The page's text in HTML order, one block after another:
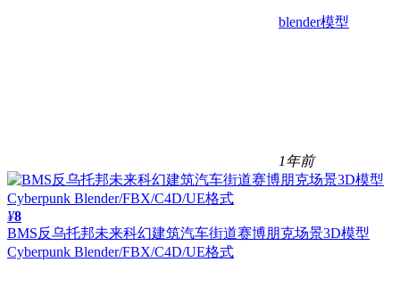
blender模型
1年前
¥8
BMS反乌托邦未来科幻建筑汽车街道赛博朋克场景3D模型
Cyberpunk Blender/FBX/C4D/UE格式